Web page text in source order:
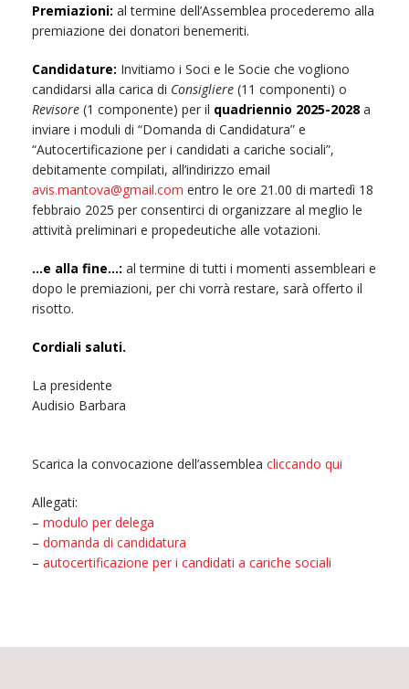
Premiazioni: al termine dell’Assemblea procederemo alla
premiazione dei donatori benemeriti.
Candidature: Invitiamo i Soci e le Socie che vogliono
candidarsi alla carica di Consigliere (11 componenti) o
Revisore (1 componente) per il quadriennio 2025-2028 a
inviare i moduli di “Domanda di Candidatura” e
“Autocertificazione per i candidati a cariche sociali”,
debitamente compilati, all’indirizzo email
avis.mantova@gmail.com entro le ore 21.00 di martedì 18
febbraio 2025 per consentirci di organizzare al meglio le
attività preliminari e propedeutiche alle votazioni.
…e alla fine…: al termine di tutti i momenti assembleari e
dopo le premiazioni, per chi vorrà restare, sarà offerto il
risotto.
Cordiali saluti.
La presidente
Audisio Barbara
Scarica la convocazione dell’assemblea cliccando qui
Allegati:
– modulo per delega
– domanda di candidatura
– autocertificazione per i candidati a cariche sociali